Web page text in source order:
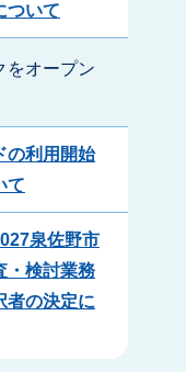
ついて
をオープン
の利用開始
て
泉佐野市
・検討業務
者の決定に